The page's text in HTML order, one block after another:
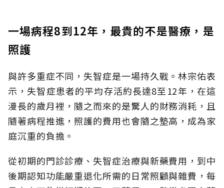
一場病程8到12年，最貴的不是醫療，是
照護
與許多重症不同，失智症是一場持久戰。林宗佑表
示，失智症患者的平均存活約長達8至12年，在這
漫長的歲月裡，隨之而來的是驚人的財務消耗，且
隨著病程推進，照護的費用也會隨之墊高，成為家
庭沉重的負擔。
從初期的門診診療、失智症治療與新藥費用，到中
後期認知功能嚴重退化所需的日常照顧與雜費，每